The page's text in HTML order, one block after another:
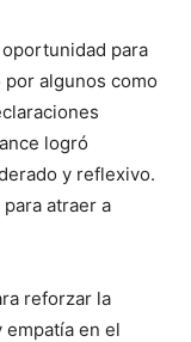
para
algunos como
logró
y reflexivo.
atraer a
reforzar la
empatía en el